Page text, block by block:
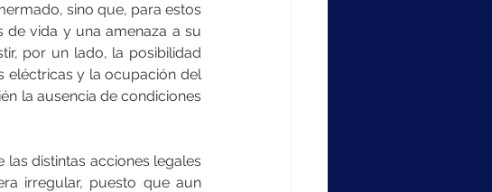
sino que, para estos
de vida y una amenaza a su
por un lado, la posibilidad
eléctricas y la ocupación del
la ausencia de condiciones
distintas acciones legales
irregular, puesto que aun